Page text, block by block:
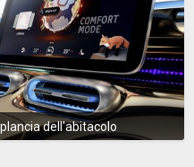
dell'abitacolo